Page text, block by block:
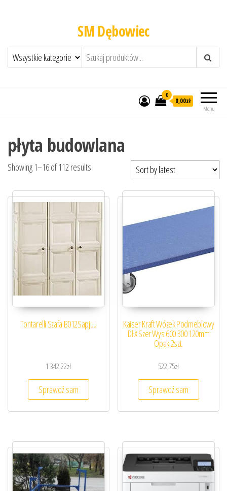
SM Dębowiec
Menu
0
0,00zł
płyta budowlana
Showing 1–16 of 112 results
Tontarelli Szafa B012Sapjuu
1 342,22zł
Sprawdź sam
Kaiser Kraft Wózek Podmeblowy
Dł X Szer Wys 600 300 120mm
Opak 2szt.
522,75zł
Sprawdź sam